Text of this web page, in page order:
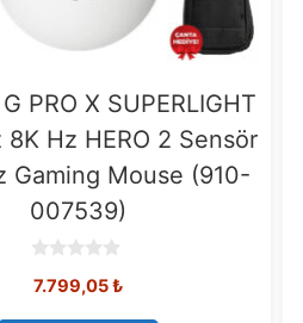
PRO X SUPERLIGHT
8K Hz HERO 2 Sensör
Gaming Mouse (910-
007539)
o
Orijinal
7.799,05₺Mevcut